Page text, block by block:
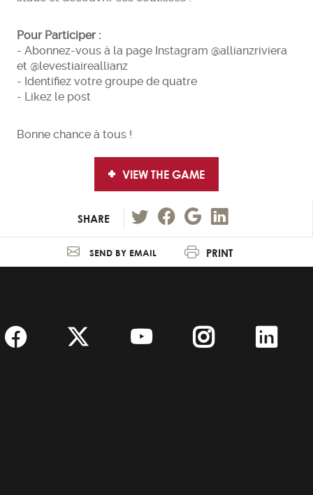
Pour Participer :
- Abonnez-vous à la page Instagram @allianzriviera
et @levestiaireallianz
- Identifiez votre groupe de quatre
- Likez le post
Bonne chance à tous !
VIEW THE GAME
SHARE
SEND BY EMAIL PRINT